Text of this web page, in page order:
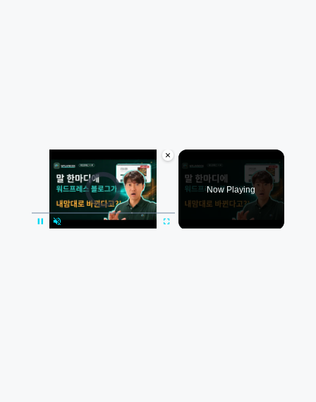
×
Video Player is loading.
Now Playing